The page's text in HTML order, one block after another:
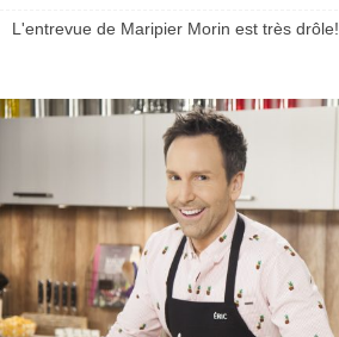
L'entrevue de Maripier Morin est très drôle!